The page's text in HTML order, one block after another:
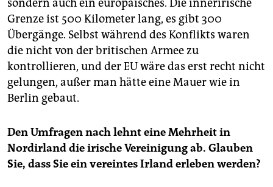
sondern auch ein europäisches. Die innerirische
Grenze ist 500 Kilometer lang, es gibt 300
Übergänge. Selbst während des Konflikts waren
die nicht von der britischen Armee zu
kontrollieren, und der EU wäre das erst recht nicht
gelungen, außer man hätte eine Mauer wie in
Berlin gebaut.
Den Umfragen nach lehnt eine Mehrheit in
Nordirland die irische Vereinigung ab. Glauben
Sie, dass Sie ein vereintes Irland erleben werden?